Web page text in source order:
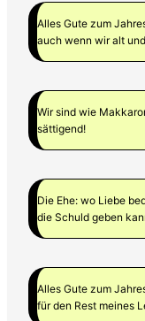
Alles Gute zum
auch wenn wir alt
Wir sind wie
sättigend!
Die Ehe: wo Liebe
die Schuld geben
Alles Gute zum
für den Rest meines